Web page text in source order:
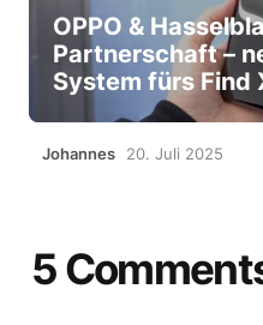
OPPO &
Partnerschaft –
System fürs Find
Johannes 20. Juli 2025
5